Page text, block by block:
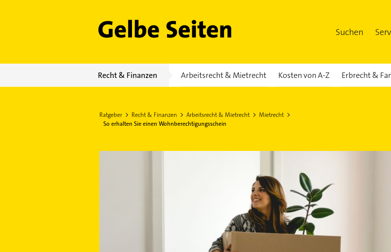
Gelbe Seiten Suchen
Recht & Finanzen Arbeitsrecht & Mietrecht Kosten von A-Z Erbrecht &
Ratgeber Recht & Finanzen Arbeitsrecht & Mietrecht
Mietrecht
So erhalten Sie einen Wohnberechtigungsschein